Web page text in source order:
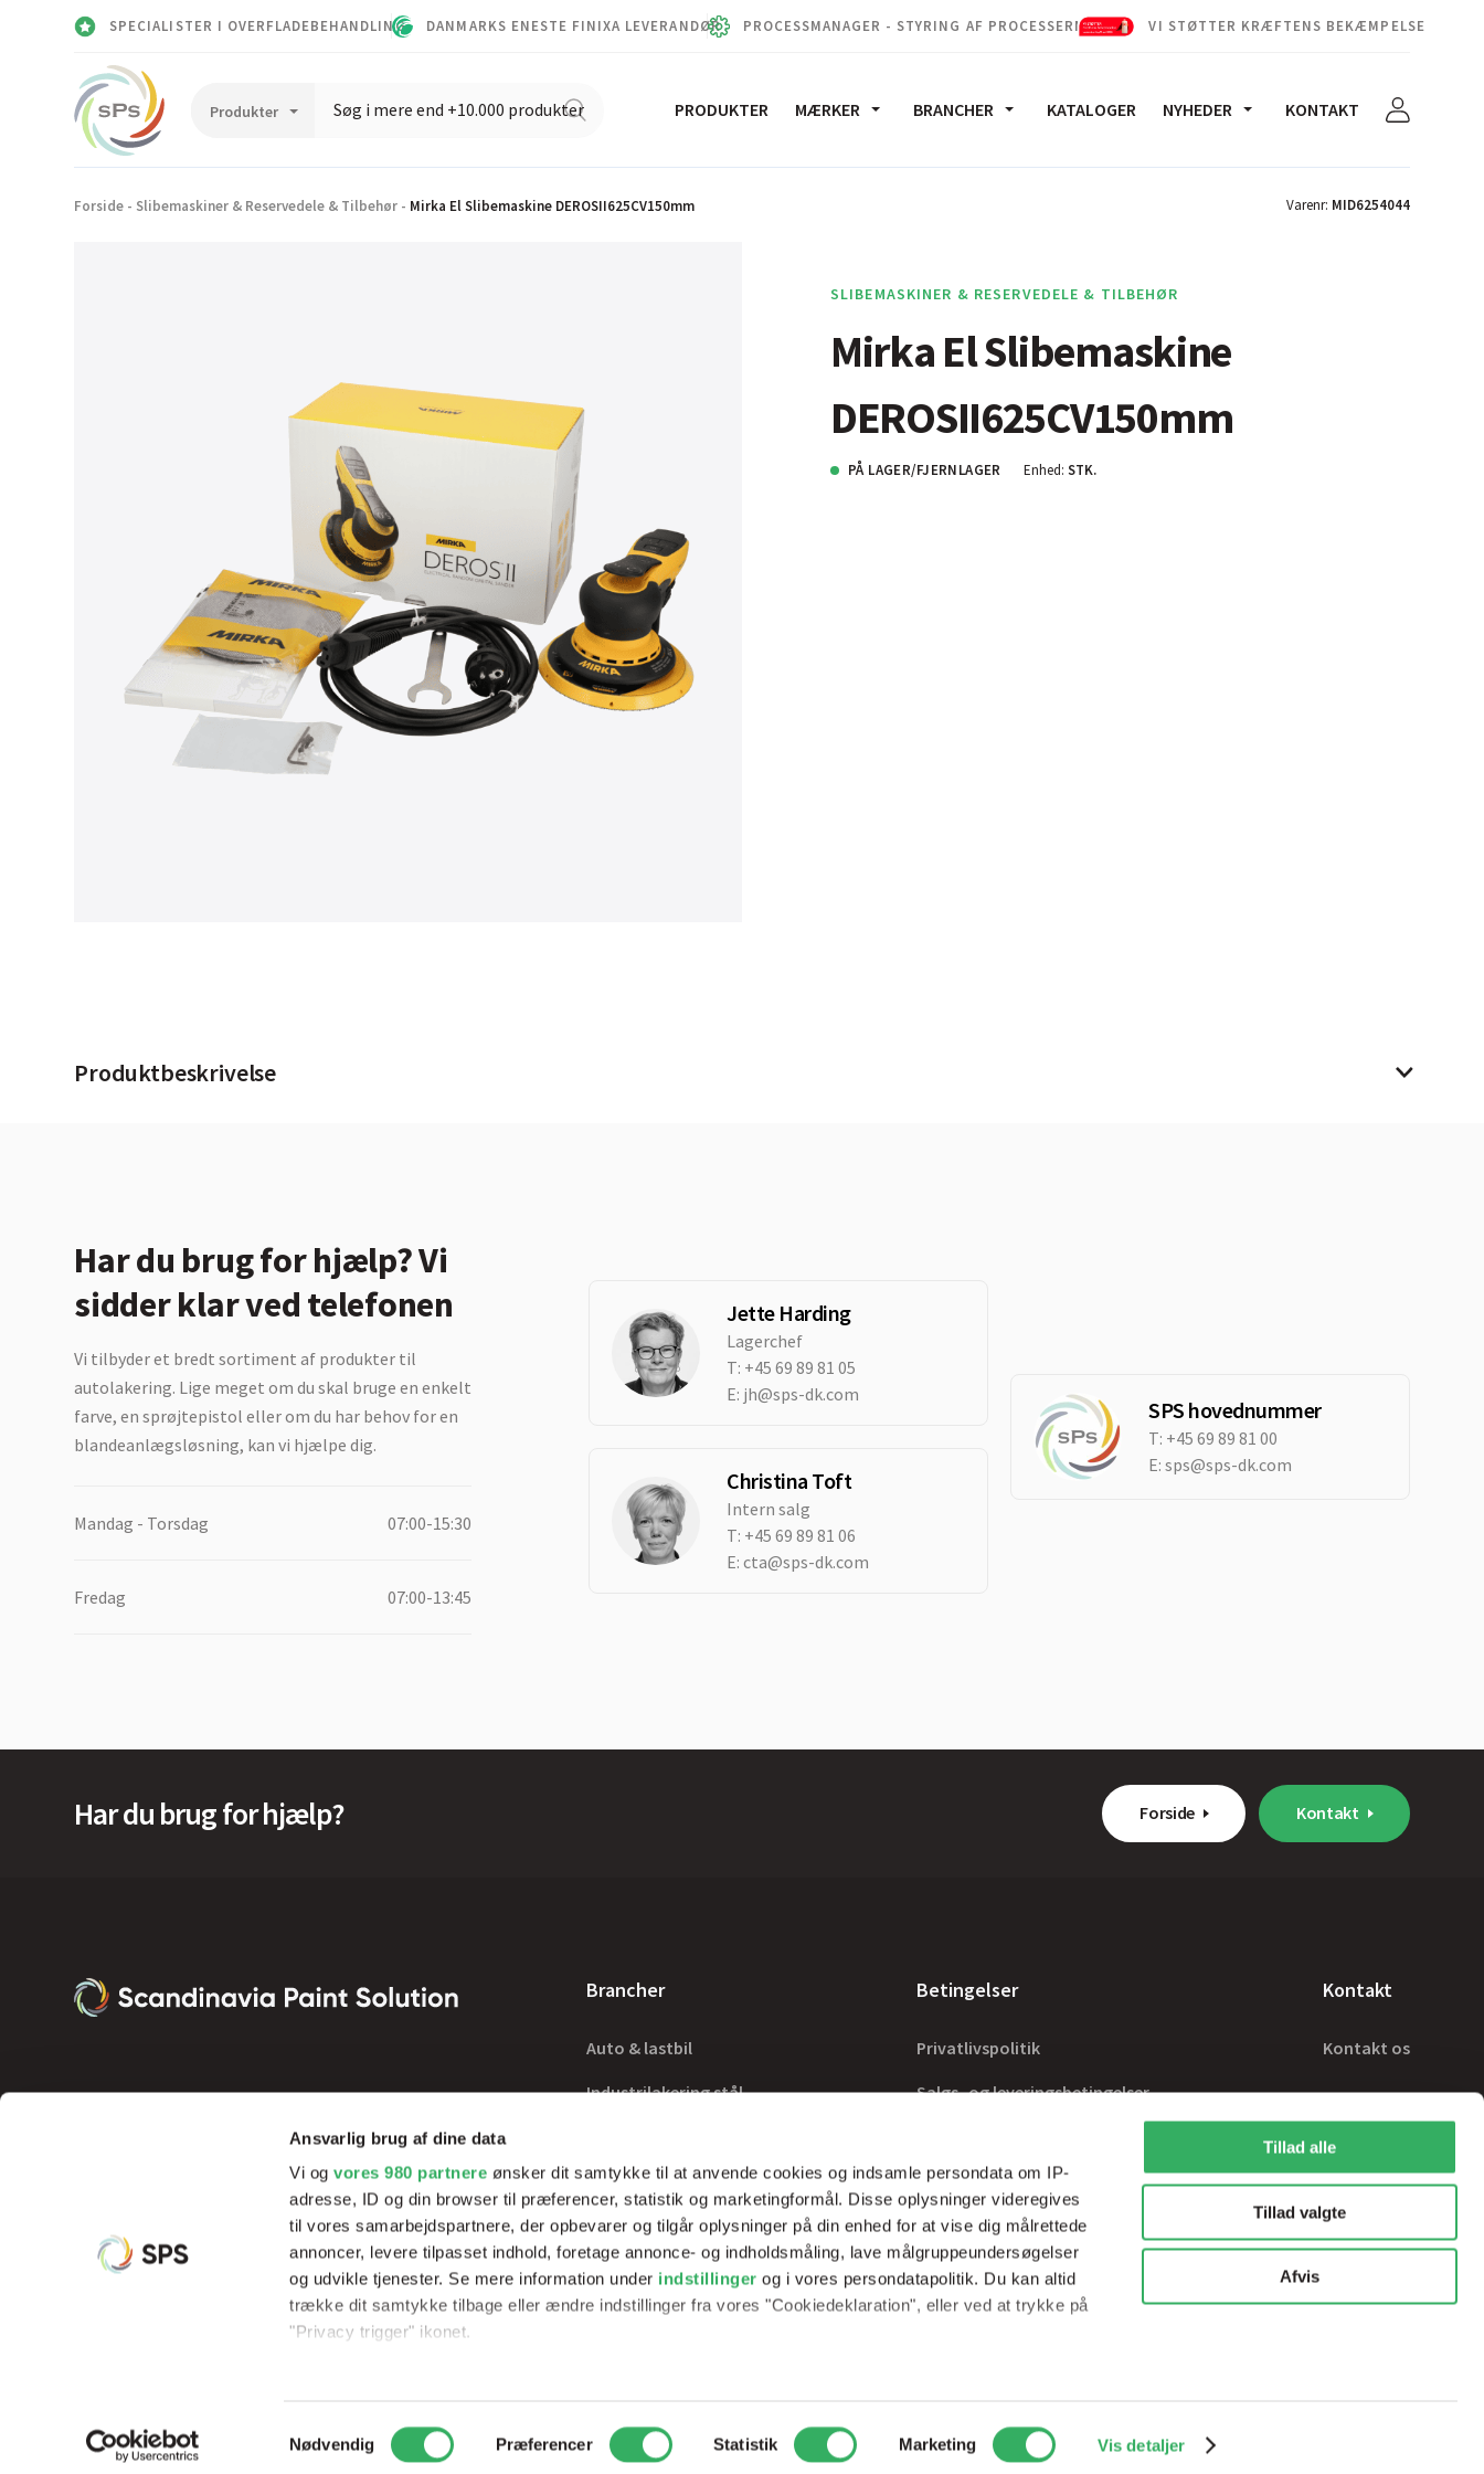
Ansvarlig brug af dine data
Vi ogvores 980 partnere ønsker dit samtykke til at anvende cookies og indsamle persondata om IP-
adresse, ID og din browser til præferencer, statistik og marketingformål. Disse oplysninger videregives
til vores samarbejdspartnere, der opbevarer og tilgår oplysninger på din enhed for at vise dig målrettede
annoncer, levere tilpasset indhold, foretage annonce- og indholdsmåling, lave målgruppeundersøgelser
og udvikle tjenester. Se mere information under indstillinger og i vores persondatapolitik. Du kan altid
trække dit samtykke tilbage eller ændre indstillinger fra vores "Cookiedeklaration", eller ved at trykke på
"Privacy trigger" ikonet.
Vi bruger cookies til at tilpasse vores indhold og annoncer, til at vise dig funktioner til sociale medier og
til at analysere vores trafik. Vi deler også oplysninger om din brug af vores hjemmeside med vores
Samtykkevalg
Nødvendig Præferencer Statistik Marketing Vis detaljer
Tillad alle
Tillad valgte
Afvis
SPECIALISTER I OVERFLADEBEHANDLING DANMARKS ENESTE FINIXA LEVERANDØR PROCESSMANAGER - STYRING AF PROCESSERNE VI STØTTER KRÆFTENS BEKÆMPELSE
PRODUKTER MÆRKER BRANCHER KATALOGER NYHEDER KONTAKT
Forside - Slibemaskiner & Reservedele & Tilbehør - Mirka El Slibemaskine DEROSII625CV150mm Varenr: MID6254044
SLIBEMASKINER & RESERVEDELE & TILBEHØR
Mirka El Slibemaskine
DEROSII625CV150mm
PÅ LAGER/FJERNLAGER Enhed: STK.
Produktbeskrivelse
Har du brug for hjælp? Vi
sidder klar ved telefonen
Vi tilbyder et bredt sortiment af produkter til
autolakering. Lige meget om du skal bruge en enkelt
farve, en sprøjtepistol eller om du har behov for en
blandeanlægsløsning, kan vi hjælpe dig.
Mandag - Torsdag 07:00-15:30
Fredag 07:00-13:45
Jette Harding
Lagerchef
T: +45 69 89 81 05
E: jh@sps-dk.com
Christina Toft
Intern salg
T: +45 69 89 81 06
E:cta@sps-dk.com
SPS hovednummer
T: +45 69 89 81 00
E: sps@sps-dk.com
Har du brug for hjælp? Forside Kontakt
Brancher
Auto & lastbil
Industrilakering stål
Tilbehør
Betingelser
Privatlivspolitik
Salgs- og leveringsbetingelser
Kontakt
Kontakt os
Vi tilbyder innovative produkter og effektive processer, der sikrer optimale
resultater og rentabilitet, samt hjælp og undervisning af vores erfarne teknikker.
© Copyright 2026 Scandinavia Paint Solution CVR: 33955332 Peder Skrams Vej 7, 5220 Odense SØ Telefon: +45 69898100 Mail: sps@sps-dk.com